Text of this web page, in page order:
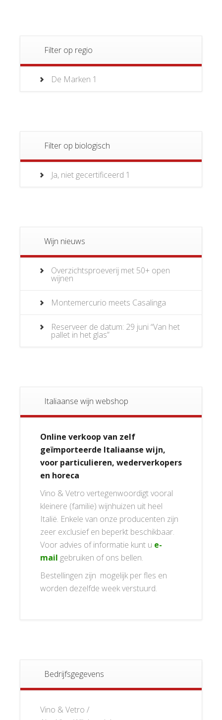
Filter op regio
De Marken 1
Filter op biologisch
Ja, niet gecertificeerd 1
Wijn nieuws
Overzichtsproeverij met 50+ open
wijnen
Montemercurio meets Casalinga
Reserveer de datum: 29 juni “Van het
pallet in het glas”
Italiaanse wijn webshop
Online verkoop van zelf
geïmporteerde Italiaanse wijn,
voor particulieren, wederverkopers
en horeca
Vino & Vetro vertegenwoordigt vooral
kleinere (familie) wijnhuizen uit heel
Italië. Enkele van onze producenten zijn
zeer exclusief en beperkt beschikbaar.
Voor advies of informatie kunt u e-
mail gebruiken of ons bellen.
Bestellingen zijn mogelijk per fles en
worden dezelfde week verstuurd.
Bedrijfsgegevens
Vino & Vetro /